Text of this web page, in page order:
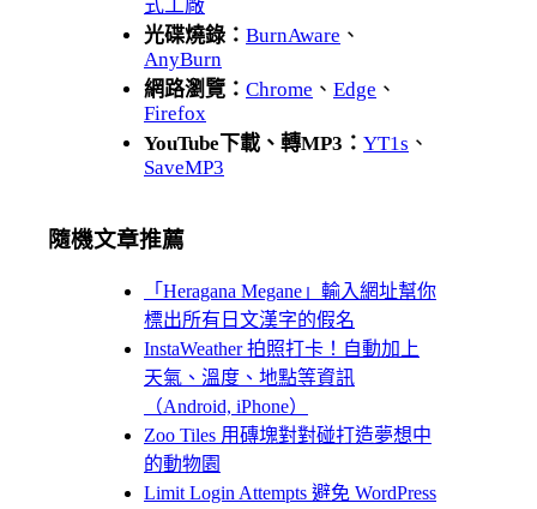
式工廠
光碟燒錄： BurnAware 、
AnyBurn
網路瀏覽： Chrome 、 Edge 、
Firefox
YouTube下載、轉MP3： YT1s 、
SaveMP3
隨機文章推薦
「Heragana Megane」輸入網址幫你
標出所有日文漢字的假名
InstaWeather 拍照打卡！自動加上
天氣、溫度、地點等資訊
（Android, iPhone）
Zoo Tiles 用磚塊對對碰打造夢想中
的動物園
Limit Login Attempts 避免 WordPress